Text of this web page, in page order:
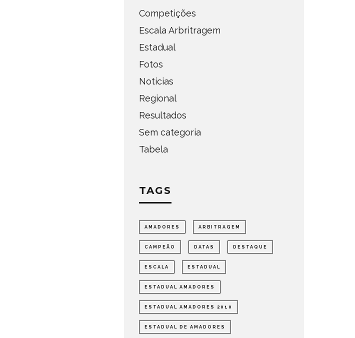
Competições
Escala Arbritragem
Estadual
Fotos
Notícias
Regional
Resultados
Sem categoria
Tabela
TAGS
AMADORES ARBITRAGEM
CAMPEÃO DATAS DESTAQUE
ESCALA ESTADUAL
ESTADUAL AMADORES
ESTADUAL AMADORES 2010
ESTADUAL DE AMADORES